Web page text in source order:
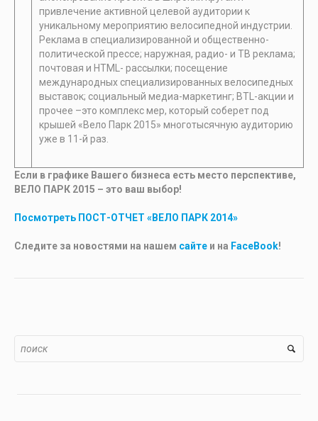
привлечение активной целевой аудитории к
уникальному мероприятию велосипедной индустрии.
Реклама в специализированной и общественно-
политической прессе; наружная, радио- и ТВ реклама;
почтовая и HTML- рассылки; посещение
международных специализированных велосипедных
выставок; социальный медиа-маркетинг; BTL-акции и
прочее –это комплекс мер, который соберет под
крышей «Вело Парк 2015» многотысячную аудиторию
уже в 11-й раз.
Если в графике Вашего бизнеса есть место перспективе,
ВЕЛО ПАРК 2015 – это ваш выбор!
Посмотреть ПОСТ-ОТЧЕТ «ВЕЛО ПАРК 2014»
Следите за новостями на нашем сайте и на FaceBook!